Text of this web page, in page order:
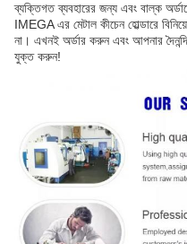
ব্যক্তিগত ব্যবহারের জন্য এবং বাল্ক
IMEGA এর মেটাল কীচেন হোল্ডারে
না। এখনই অর্ডার করুন এবং আপনার
যুক্ত করুন!